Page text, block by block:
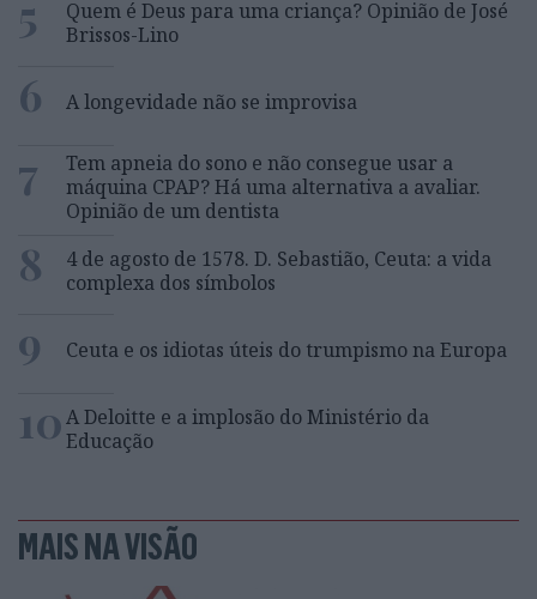
5
Quem é Deus para uma criança? Opinião de José
Brissos-Lino
6 A longevidade não se improvisa
7
Tem apneia do sono e não consegue usar a
máquina CPAP? Há uma alternativa a avaliar.
Opinião de um dentista
8
4 de agosto de 1578. D. Sebastião, Ceuta: a vida
complexa dos símbolos
9 Ceuta e os idiotas úteis do trumpismo na Europa
10A Deloitte e a implosão do Ministério da
Educação
MAIS NA VISÃO